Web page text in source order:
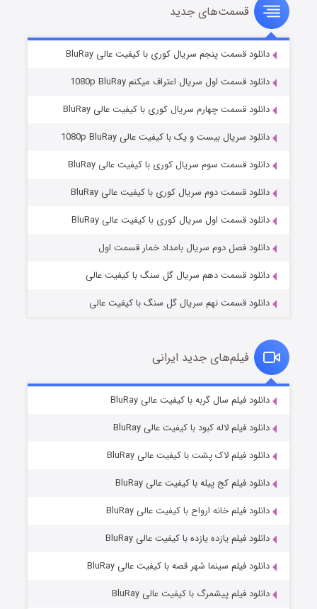
سریال زشت
قسمت۲ (زیرنویس) منتشر شد
مردگان متحرک: شهر مرده ۳
قسمت۲ (زیرنویس) منتشر شد
قسمت۷ (زیرنویس) منتشر شد
قسمت‌های جدید
دانلود قسمت پنجم سریال کوری با کیفیت عالی BluRay
دانلود قسمت اول سریال اعتراف میکنم 1080p BluRay
دانلود قسمت چهارم سریال کوری با کیفیت عالی BluRay
دانلود سریال بیست و یک با کیفیت عالی 1080p BluRay
دانلود قسمت سوم سریال کوری با کیفیت عالی BluRay
دانلود قسمت دوم سریال کوری با کیفیت عالی BluRay
دانلود قسمت اول سریال کوری با کیفیت عالی BluRay
دانلود فصل دوم سریال بامداد خمار قسمت اول
دانلود قسمت دهم سریال گل سنگ با کیفیت عالی
دانلود قسمت نهم سریال گل سنگ با کیفیت عالی
فیلم‌های جدید ایرانی
دانلود فیلم سال گربه با کیفیت عالی BluRay
دانلود فیلم لاله کبود با کیفیت عالی BluRay
دانلود فیلم لاک پشت با کیفیت عالی BluRay
دانلود فیلم کج‌ پیله با کیفیت عالی BluRay
دانلود فیلم خانه ارواح با کیفیت عالی BluRay
دانلود فیلم یازده یازده با کیفیت عالی BluRay
دانلود فیلم سینما شهر قصه با کیفیت عالی BluRay
دانلود فیلم پیشمرگ با کیفیت عالی BluRay